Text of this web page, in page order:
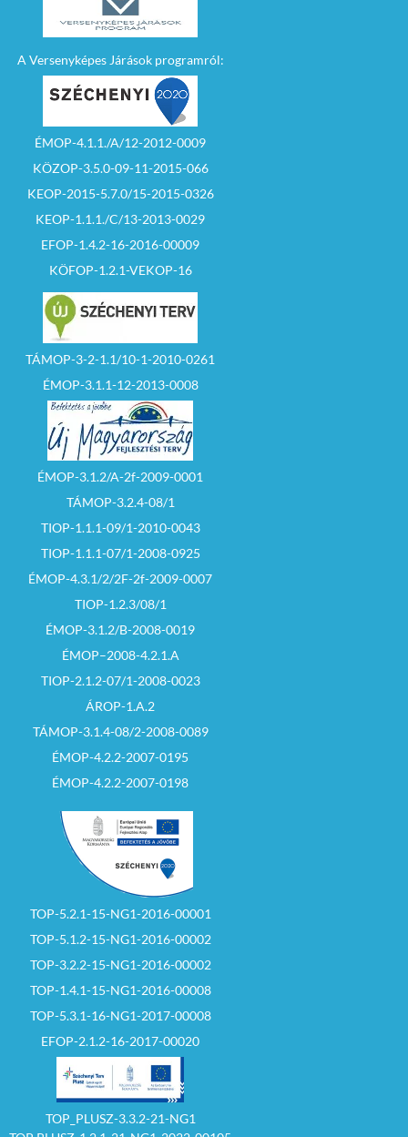
A Versenyképes Járások programról:
ÉMOP-4.1.1./A/12-2012-0009
KÖZOP-3.5.0-09-11-2015-066
KEOP-2015-5.7.0/15-2015-0326
KEOP-1.1.1./C/13-2013-0029
EFOP-1.4.2-16-2016-00009
KÖFOP-1.2.1-VEKOP-16
TÁMOP-3-2-1.1/10-1-2010-0261
ÉMOP-3.1.1-12-2013-0008
ÉMOP-3.1.2/A-2f-2009-0001
TÁMOP-3.2.4-08/1
TIOP-1.1.1-09/1-2010-0043
TIOP-1.1.1-07/1-2008-0925
ÉMOP-4.3.1/2/2F-2f-2009-0007
TIOP-1.2.3/08/1
ÉMOP-3.1.2/B-2008-0019
ÉMOP–2008-4.2.1.A
TIOP-2.1.2-07/1-2008-0023
ÁROP-1.A.2
TÁMOP-3.1.4-08/2-2008-0089
ÉMOP-4.2.2-2007-0195
ÉMOP-4.2.2-2007-0198
TOP-5.2.1-15-NG1-2016-00001
TOP-5.1.2-15-NG1-2016-00002
TOP-3.2.2-15-NG1-2016-00002
TOP-1.4.1-15-NG1-2016-00008
TOP-5.3.1-16-NG1-2017-00008
EFOP-2.1.2-16-2017-00020
TOP_PLUSZ-3.3.2-21-NG1